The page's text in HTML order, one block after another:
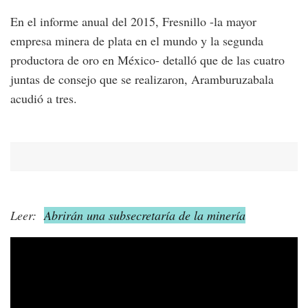
En el informe anual del 2015, Fresnillo -la mayor
empresa minera de plata en el mundo y la segunda
productora de oro en México- detalló que de las cuatro
juntas de consejo que se realizaron, Aramburuzabala
acudió a tres.
Leer: Abrirán una subsecretaría de la minería